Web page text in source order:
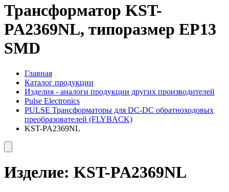
Трансформатор KST-
PA2369NL, типоразмер EP13
SMD
Главная
Каталог продукции
Изделия - аналоги продукции других производителей
Pulse Electronics
PULSE Трансформаторы для DC-DC обратноходовых
преобразователей (FLYBACK)
KST-PA2369NL
Изделие: KST-PA2369NL